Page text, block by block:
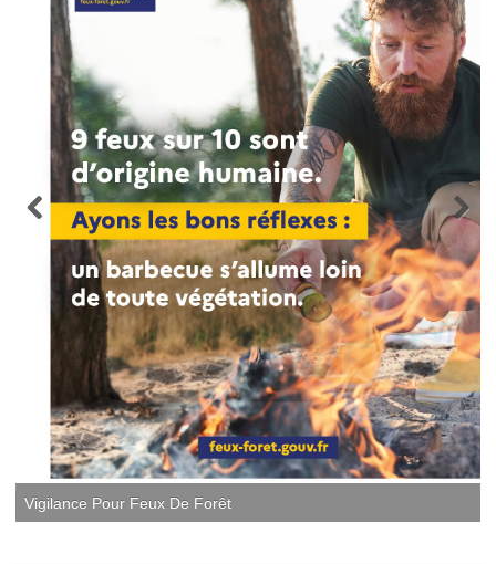
Vigilance Pour Feux De Forêt